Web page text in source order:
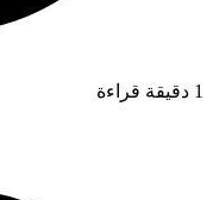
1 دقيقة قراءة